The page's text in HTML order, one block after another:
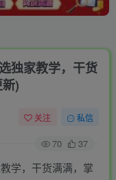
独家教学，干货
)
关注 私信
70 37
学，干货满满，掌